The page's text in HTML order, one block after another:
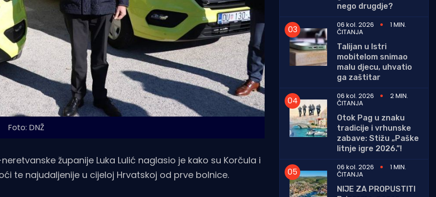
Foto: DNŽ
županije Luka Lulić naglasio je kako su Korčula i
te najudaljenije u cijeloj Hrvatskoj od prve bolnice.
nego drugdje?
06 kol. 2026
1 MIN.
ČITANJA
Talijan u Istri
mobitelom snimao
malu djecu, uhvatio
ga zaštitar
06 kol. 2026
2 MIN.
ČITANJA
Otok Pag u znaku
tradicije i vrhunske
zabave: Stižu „Paške
litnje igre 2026.”!
06 kol. 2026
1 MIN.
ČITANJA
NIJE ZA PROPUSTITI